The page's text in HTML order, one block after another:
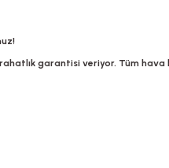
garantisi veriyor. Tüm